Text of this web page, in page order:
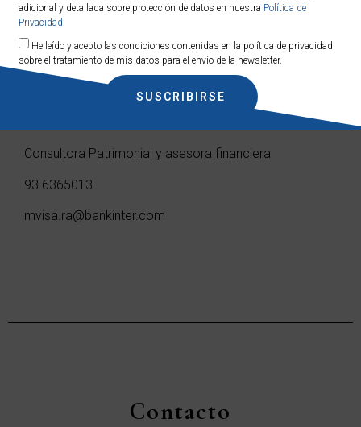
Es importante ahorrar e invertir el dinero para que se
inviertas al azar y consulta con Affin Capital y nuestro
servició de
gestión patrimonial, expertos en
asesoramiento financiero.
Consultora Patrimonial y asesora financiera
93 6365013
mvisa.ra@bankinter.com
Contacto
adicional y detallada sobre protección de datos en nuestra Política de
Privacidad
He leído y acepto las condiciones contenidas en la política de privacidad
sobre el tratamiento de mis datos para el envío de la newsletter.
SUSCRIBIRSE